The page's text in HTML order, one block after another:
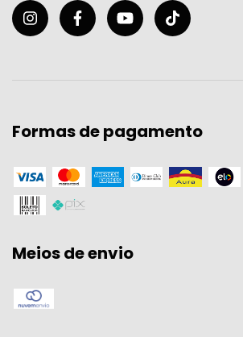
Formas de pagamento
Meios de envio